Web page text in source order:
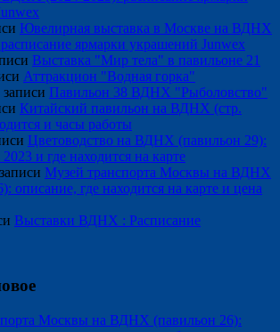
Ювелирная выставка в Москве на ВДНХ
ярмарки украшений Junwex
Выставка "Мир тела" в павильоне 21
Аттракцион "Водная горка"
записи Павильон 38 ВДНХ "Рыболовство"
Китайский павильон на ВДНХ (стр.
и часы работы
Цветоводство на ВДНХ (павильон 29):
и где находится на карте
Музей транспорта Москвы на ВДНХ
описание, где находится на карте и цена
Выставки ВДНХ : Расписание
Москвы на ВДНХ (павильон 26):